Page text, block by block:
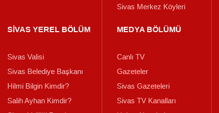
Sivas Merkez Köyleri
SİVAS YEREL BÖLÜM
Sivas Valisi
Sivas Belediye Başkanı
Hilmi Bilgin Kimdir?
Salih Ayhan Kimdir?
MEDYA BÖLÜMÜ
Canlı TV
Gazeteler
Sivas Gazeteleri
Sivas TV Kanalları